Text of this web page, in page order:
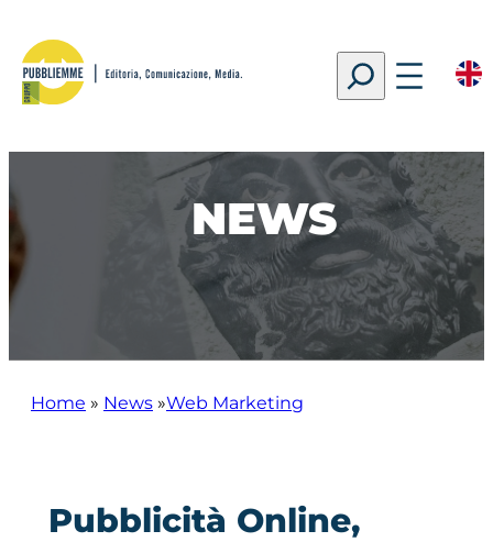
contenuto
Search
NEWS
Home » News »Web Marketing
Pubblicità Online,